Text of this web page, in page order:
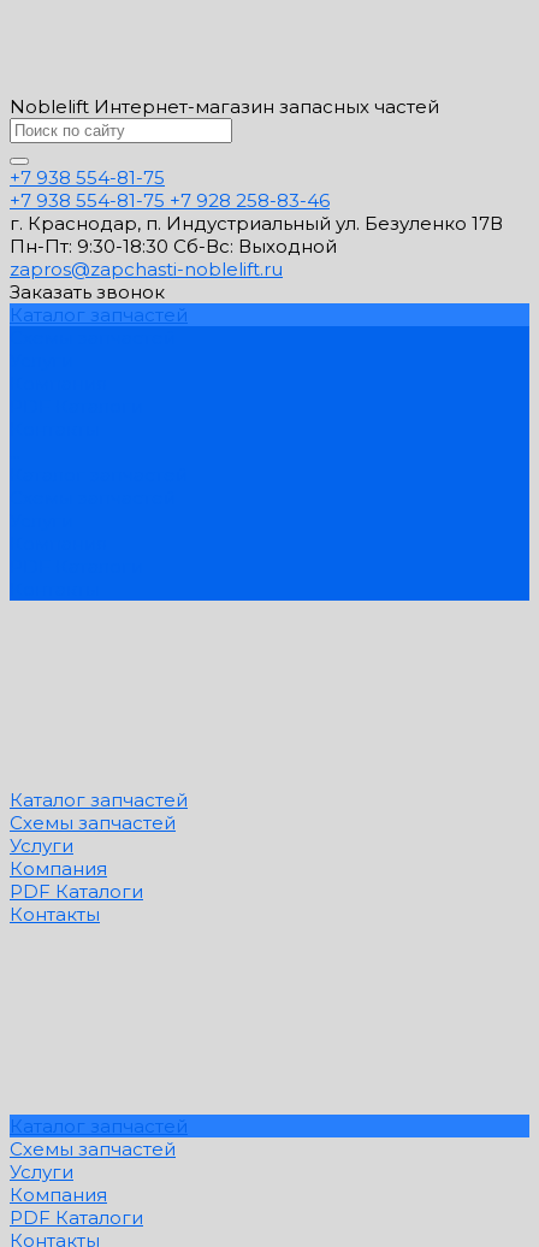
Noblelift Интернет-магазин запасных частей
+7 938 554-81-75
+7 938 554-81-75 +7 928 258-83-46
г. Краснодар, п. Индустриальный ул. Безуленко 17В
Пн-Пт: 9:30-18:30 Cб-Вс: Выходной
zapros@zapchasti-noblelift.ru
Заказать звонок
Каталог запчастей
Каталог запчастей
Схемы запчастей
Услуги
Компания
PDF Каталоги
Контакты
Каталог запчастей
Схемы запчастей
Услуги
Компания
PDF Каталоги
Контакты